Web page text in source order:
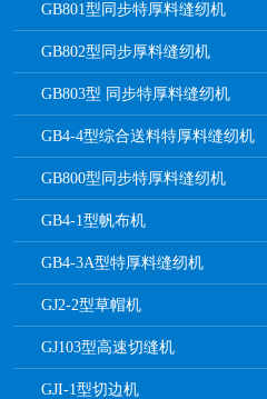
GB801型同步特厚料缝纫机
GB802型同步厚料缝纫机
GB803型 同步特厚料缝纫机
GB4-4型综合送料特厚料缝纫机
GB800型同步特厚料缝纫机
GB4-1型帆布机
GB4-3A型特厚料缝纫机
GJ2-2型草帽机
GJ103型高速切缝机
GJI-1型切边机